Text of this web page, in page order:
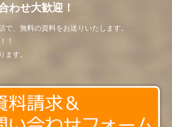
わせ大歓迎！
、無料の資料をお送りいたします。
！
ます。